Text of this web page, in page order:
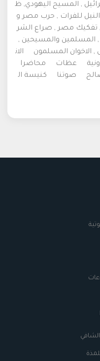
, المسيح اليهودي, ظ
للفرات , حرب مصر و
, تفكيك مصر , صراع الشر
, المسلمين والمسيحين ,
, الاخوان المسلمون
الان
عظات
محاضرا
صوتنا
كنيسة ال